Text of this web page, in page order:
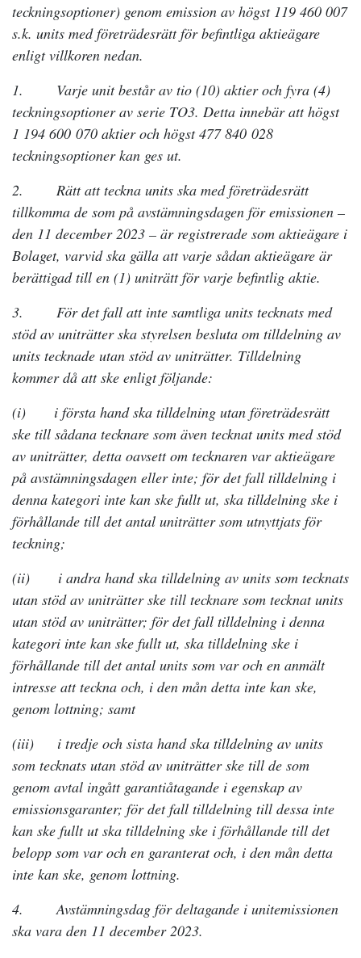
teckningsoptioner) genom emission av högst 119 460 007
s.k. units med företrädesrätt för befintliga aktieägare
enligt villkoren nedan.
1. Varje unit består av tio (10) aktier och fyra (4)
teckningsoptioner av serie TO3. Detta innebär att högst
1 194 600 070 aktier och högst 477 840 028
teckningsoptioner kan ges ut.
2. Rätt att teckna units ska med företrädesrätt
tillkomma de som på avstämningsdagen för emissionen –
den 11 december 2023 – är registrerade som aktieägare i
Bolaget, varvid ska gälla att varje sådan aktieägare är
berättigad till en (1) uniträtt för varje befintlig aktie.
3. För det fall att inte samtliga units tecknats med
stöd av uniträtter ska styrelsen besluta om tilldelning av
units tecknade utan stöd av uniträtter. Tilldelning
kommer då att ske enligt följande:
(i) i första hand ska tilldelning utan företrädesrätt
ske till sådana tecknare som även tecknat units med stöd
av uniträtter, detta oavsett om tecknaren var aktieägare
på avstämningsdagen eller inte; för det fall tilldelning i
denna kategori inte kan ske fullt ut, ska tilldelning ske i
förhållande till det antal uniträtter som utnyttjats för
teckning;
(ii) i andra hand ska tilldelning av units som tecknats
utan stöd av uniträtter ske till tecknare som tecknat units
utan stöd av uniträtter; för det fall tilldelning i denna
kategori inte kan ske fullt ut, ska tilldelning ske i
förhållande till det antal units som var och en anmält
intresse att teckna och, i den mån detta inte kan ske,
genom lottning; samt
(iii) i tredje och sista hand ska tilldelning av units
som tecknats utan stöd av uniträtter ske till de som
genom avtal ingått garantiåtagande i egenskap av
emissionsgaranter; för det fall tilldelning till dessa inte
kan ske fullt ut ska tilldelning ske i förhållande till det
belopp som var och en garanterat och, i den mån detta
inte kan ske, genom lottning.
4. Avstämningsdag för deltagande i unitemissionen
ska vara den 11 december 2023.